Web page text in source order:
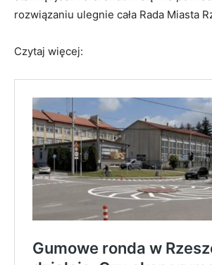
rozwiązaniu ulegnie cała Rada Miasta
Czytaj więcej: